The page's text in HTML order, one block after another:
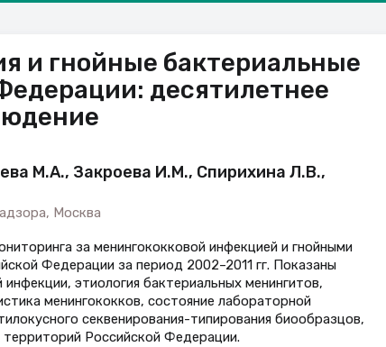
и гнойные бактериальные
десятилетнее
М.А., Закроева И.М., Спирихина Л.В.,
Москва
за менингококковой инфекцией и гнойными
Федерации за период 2002–2011 гг. Показаны
этиология бактериальных менингитов,
менингококков, состояние лабораторной
секвенирования-типирования биообразцов,
Российской Федерации.